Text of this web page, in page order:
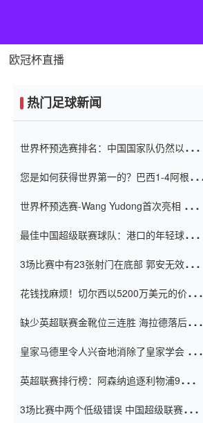
欧冠杯直播
热门足球新闻
世界杯预选赛排名：中国国家队仍然以6分
您是如何获得世界第一的？巴西1-4阿根
世界杯预选赛-Wang Yudong首次亮相 中国
最佳中国超级联赛球队：港口的年轻球员在
（Taishan）
3场比赛中有23张射门在底部 郭安无效传球
花钱找麻烦！切尔西以5200万美元的价格
窗口
缺少英超联赛金靴位三连胜 海拉德落后6球
皇家马德里令人兴奋地消除了皇家学会 安
英超联赛排行榜：阿森纳追逐利物浦9分 曼
3场比赛中两个低级错误 中国超级联赛的前